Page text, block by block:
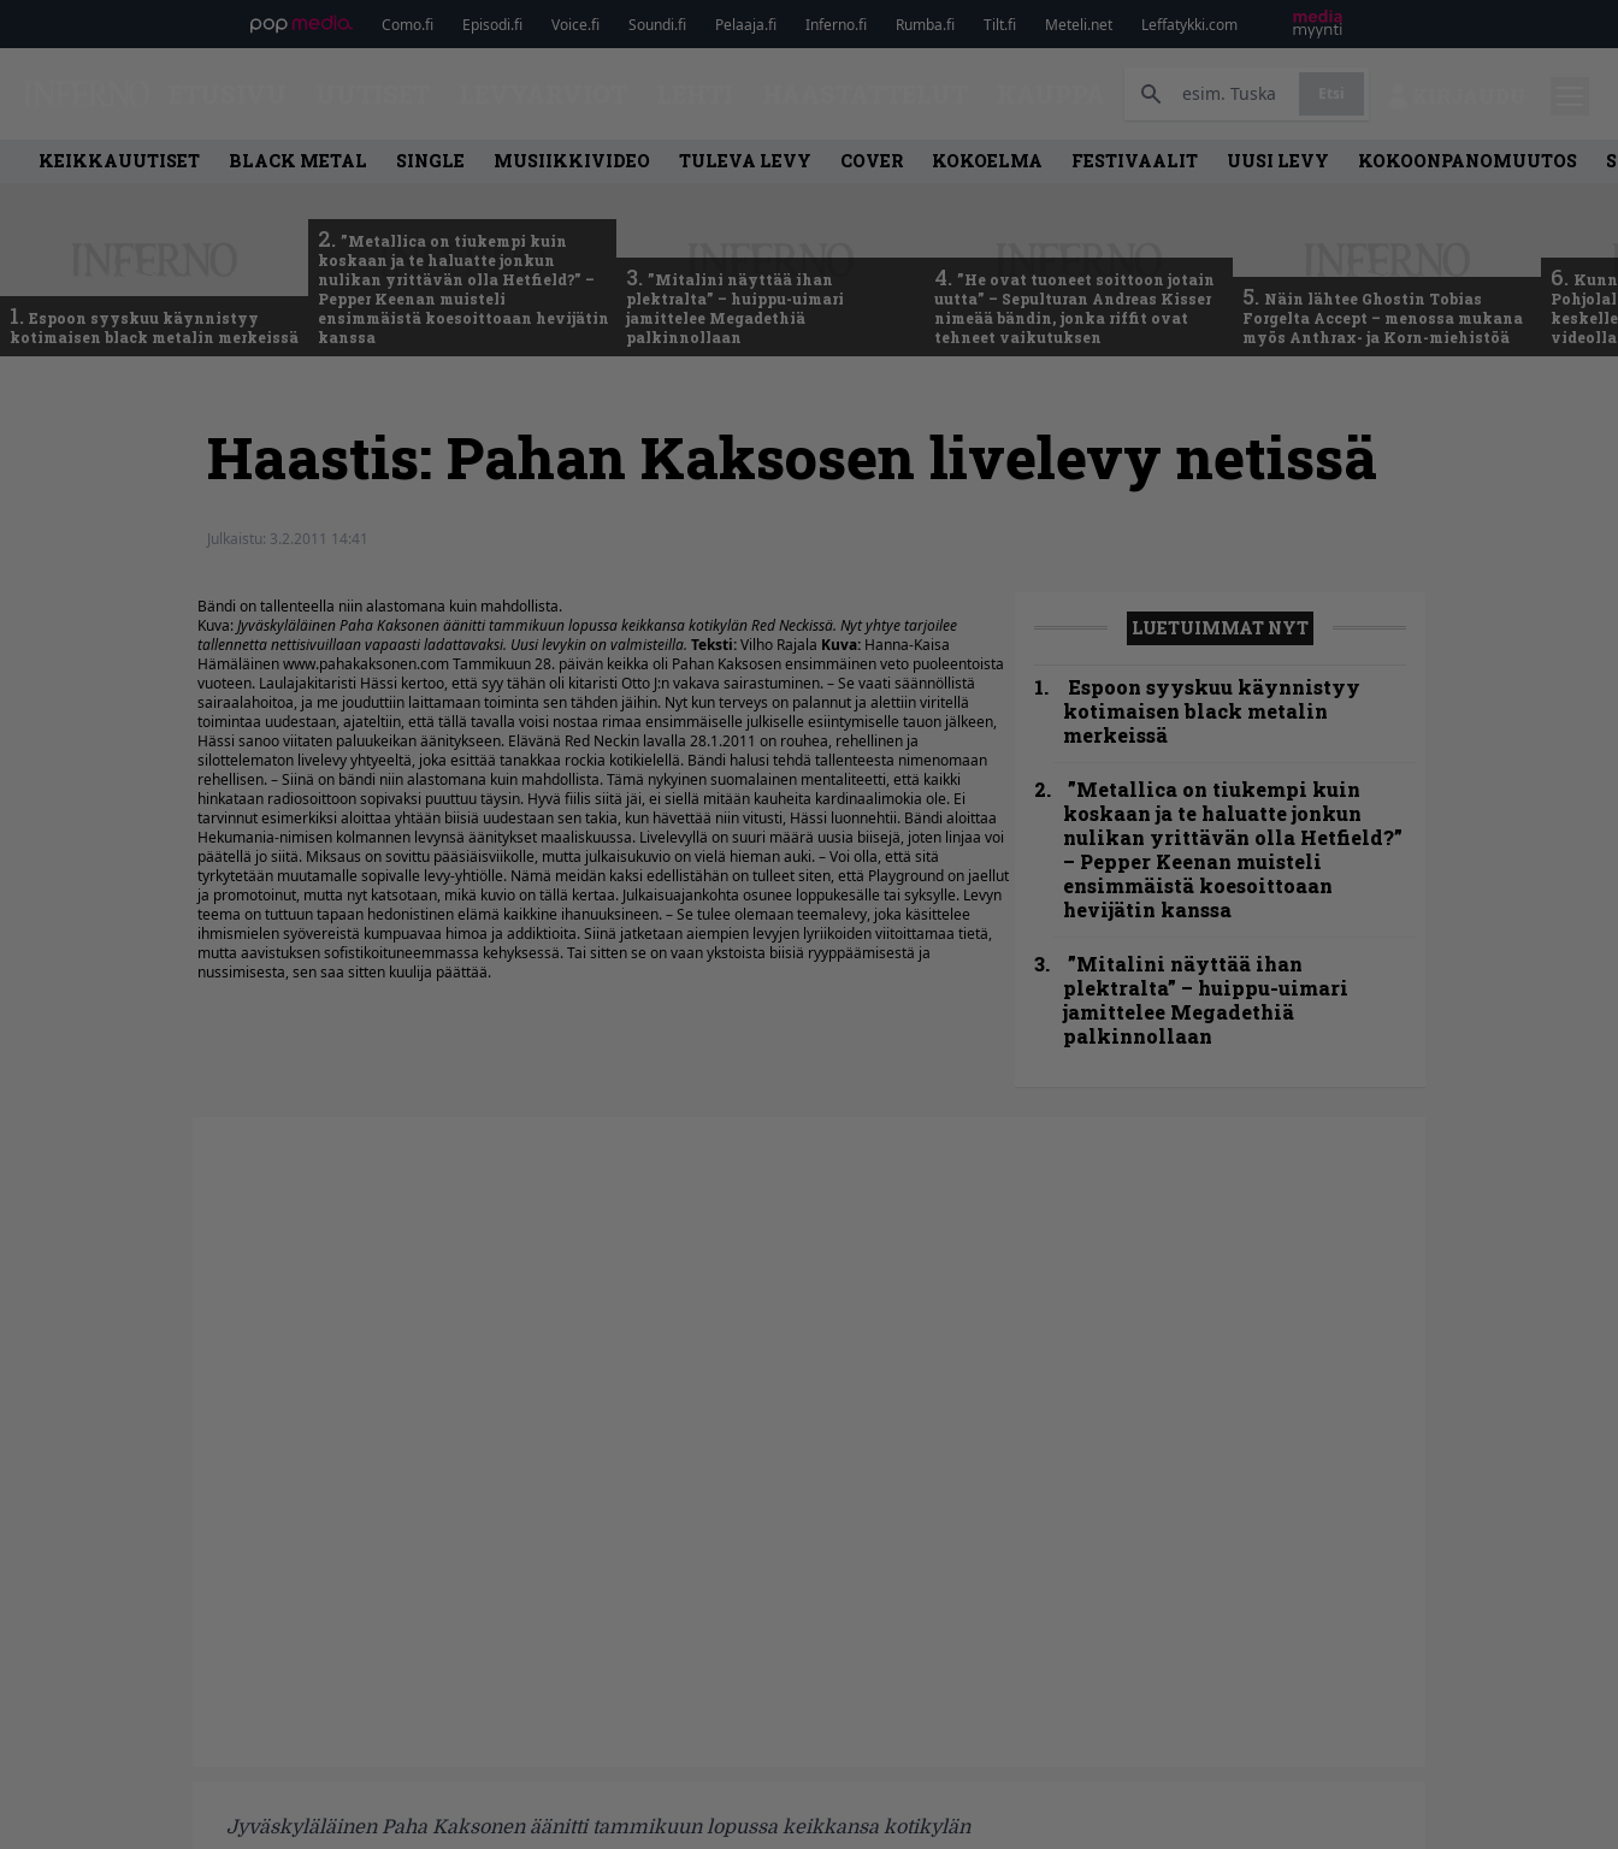
Como.fi Episodi.fi Voice.fi Soundi.fi Pelaaja.fi Inferno.fi Rumba.fi Tilt.fi Meteli.net Leffatykki.com
KEIKKAUUTISET BLACK METAL SINGLE MUSIIKKIVIDEO TULEVA LEVY COVER KOKOELMA FESTIVAALIT UUSI LEVY KOKOONPANOMUUTOS
1. Espoon syyskuu käynnistyy
kotimaisen black metalin merkeissä
2. ”Metallica on tiukempi kuin
koskaan ja te haluatte jonkun
nulikan yrittävän olla Hetfield?” –
Pepper Keenan muisteli
ensimmäistä koesoittoaan hevijätin
kanssa
3. ”Mitalini näyttää ihan
plektralta” – huippu-uimari
jamittelee Megadethiä
palkinnollaan
4. ”He ovat tuoneet soittoon jotain
uutta” – Sepulturan Andreas Kisser
nimeää bändin, jonka riffit ovat
tehneet vaikutuksen
5. Näin lähtee Ghostin Tobias
Forgelta Accept – menossa mukana
myös Anthrax- ja Korn-miehistöä
6.
Haastis: Pahan Kaksosen livelevy netissä
Julkaistu: 3.2.2011 14:41
Bändi on tallenteella niin alastomana kuin mahdollista.
Kuva:Jyväskyläläinen Paha Kaksonen äänitti tammikuun lopussa keikkansa kotikylän Red Neckissä. Nyt yhtye tarjoilee
tallennetta nettisivuillaan vapaasti ladattavaksi. Uusi levykin on valmisteilla. Teksti:Vilho Rajala Kuva: Hanna-Kaisa
Hämäläinenwww.pahakaksonen.comTammikuun 28. päivän keikka oli Pahan Kaksosen ensimmäinen veto puoleentoista
vuoteen. Laulajakitaristi Hässi kertoo, että syy tähän oli kitaristi Otto J:n vakava sairastuminen. – Se vaati säännöllistä
sairaalahoitoa, ja me jouduttiin laittamaan toiminta sen tähden jäihin. Nyt kun terveys on palannut ja alettiin viritellä
toimintaa uudestaan, ajateltiin, että tällä tavalla voisi nostaa rimaa ensimmäiselle julkiselle esiintymiselle tauon jälkeen,
Hässi sanoo viitaten paluukeikan äänitykseen. Elävänä Red Neckin lavalla 28.1.2011 on rouhea, rehellinen ja
silottelematon livelevy yhtyeeltä, joka esittää tanakkaa rockia kotikielellä. Bändi halusi tehdä tallenteesta nimenomaan
rehellisen. – Siinä on bändi niin alastomana kuin mahdollista. Tämä nykyinen suomalainen mentaliteetti, että kaikki
hinkataan radiosoittoon sopivaksi puuttuu täysin. Hyvä fiilis siitä jäi, ei siellä mitään kauheita kardinaalimokia ole. Ei
tarvinnut esimerkiksi aloittaa yhtään biisiä uudestaan sen takia, kun hävettää niin vitusti, Hässi luonnehtii. Bändi aloittaa
Hekumania-nimisen kolmannen levynsä äänitykset maaliskuussa. Livelevyllä on suuri määrä uusia biisejä, joten linjaa voi
päätellä jo siitä. Miksaus on sovittu pääsiäisviikolle, mutta julkaisukuvio on vielä hieman auki. – Voi olla, että sitä
tyrkytetään muutamalle sopivalle levy-yhtiölle. Nämä meidän kaksi edellistähän on tulleet siten, että Playground on jaellut
ja promotoinut, mutta nyt katsotaan, mikä kuvio on tällä kertaa. Julkaisuajankohta osunee loppukesälle tai syksylle. Levyn
teema on tuttuun tapaan hedonistinen elämä kaikkine ihanuuksineen. – Se tulee olemaan teemalevy, joka käsittelee
ihmismielen syövereistä kumpuavaa himoa ja addiktioita. Siinä jatketaan aiempien levyjen lyriikoiden viitoittamaa tietä,
mutta aavistuksen sofistikoituneemmassa kehyksessä. Tai sitten se on vaan ykstoista biisiä ryyppäämisestä ja
nussimisesta, sen saa sitten kuulija päättää.
LUETUIMMAT NYT
Espoon syyskuu käynnistyy
kotimaisen black metalin
merkeissä
”Metallica on tiukempi kuin
koskaan ja te haluatte jonkun
nulikan yrittävän olla Hetfield?”
– Pepper Keenan muisteli
ensimmäistä koesoittoaan
hevijätin kanssa
”Mitalini näyttää ihan
plektralta” – huippu-uimari
jamittelee Megadethiä
palkinnollaan
Jyväskyläläinen Paha Kaksonen äänitti tammikuun lopussa keikkansa kotikylän